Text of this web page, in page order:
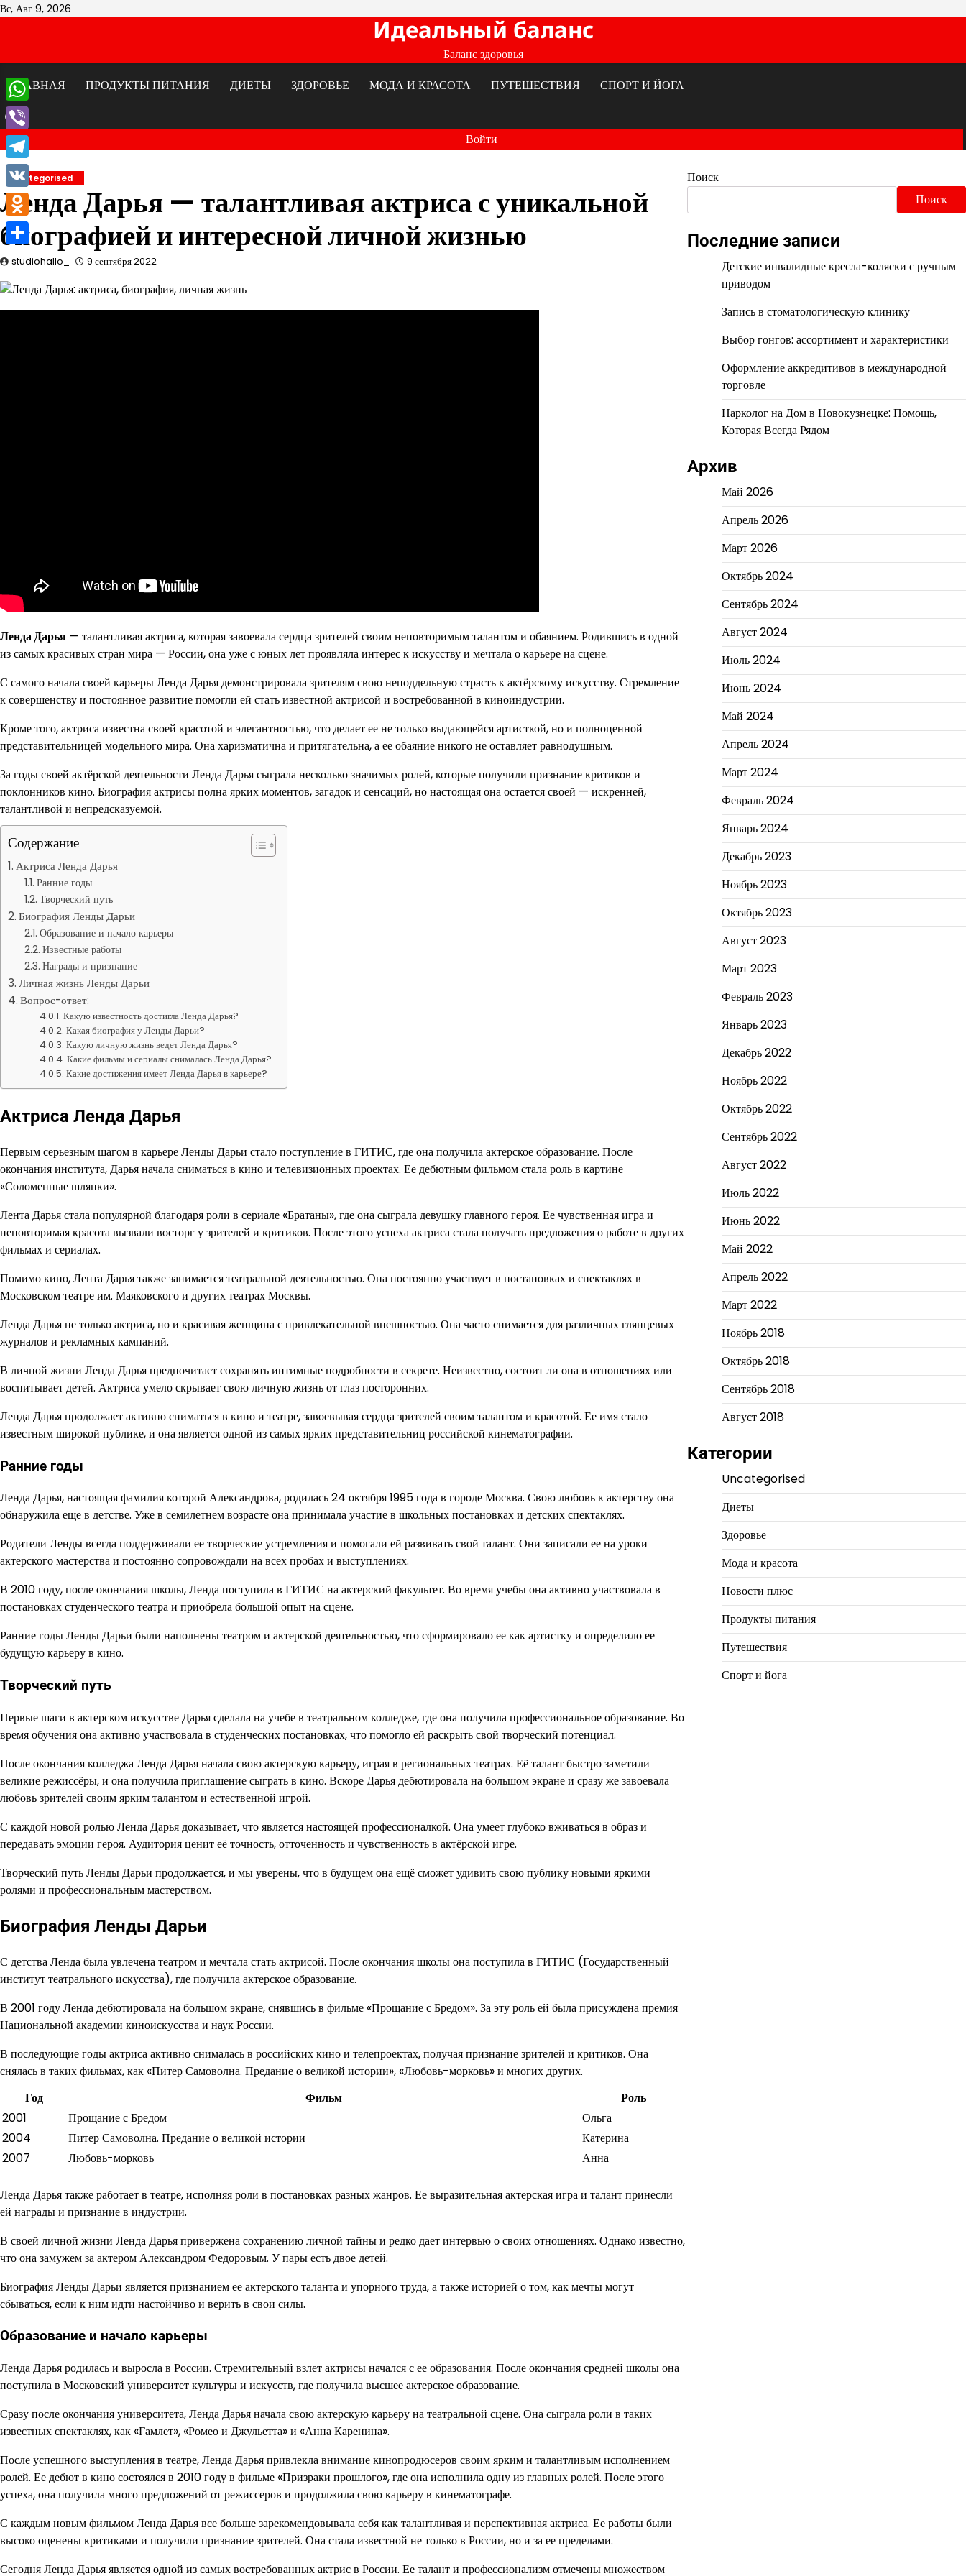
Перейти
Вс, Авг 9, 2026
Идеальный баланс
Баланс здоровья
ГЛАВНАЯ
ПРОДУКТЫ ПИТАНИЯ ДИЕТЫ ЗДОРОВЬЕ МОДА И КРАСОТА ПУТЕШЕСТВИЯ СПОРТ И ЙОГА
Войти
Uncategorised
Ленда Дарья — талантливая актриса с уникальной
биографией и интересной личной жизнью
studiohallo_ 9 сентября 2022
Ленда Дарья — талантливая актриса, которая завоевала сердца зрителей своим неповторимым талантом и обаянием. Родившись в одной
из самых красивых стран мира — России, она уже с юных лет проявляла интерес к искусству и мечтала о карьере на сцене.
С самого начала своей карьеры Ленда Дарья демонстрировала зрителям свою неподдельную страсть к актёрскому искусству. Стремление
к совершенству и постоянное развитие помогли ей стать известной актрисой и востребованной в киноиндустрии.
Кроме того, актриса известна своей красотой и элегантностью, что делает ее не только выдающейся артисткой, но и полноценной
представительницей модельного мира. Она харизматична и притягательна, а ее обаяние никого не оставляет равнодушным.
За годы своей актёрской деятельности Ленда Дарья сыграла несколько значимых ролей, которые получили признание критиков и
поклонников кино. Биография актрисы полна ярких моментов, загадок и сенсаций, но настоящая она остается своей — искренней,
талантливой и непредсказуемой.
Содержание
Актриса Ленда Дарья
Ранние годы
Творческий путь
Биография Ленды Дарьи
Образование и начало карьеры
Известные работы
Награды и признание
Личная жизнь Ленды Дарьи
Вопрос-ответ:
Какую известность достигла Ленда Дарья?
Какая биография у Ленды Дарьи?
Какую личную жизнь ведет Ленда Дарья?
Какие фильмы и сериалы снималась Ленда Дарья?
Какие достижения имеет Ленда Дарья в карьере?
Актриса Ленда Дарья
Первым серьезным шагом в карьере Ленды Дарьи стало поступление в ГИТИС, где она получила актерское образование. После
окончания института, Дарья начала сниматься в кино и телевизионных проектах. Ее дебютным фильмом стала роль в картине
«Соломенные шляпки».
Лента Дарья стала популярной благодаря роли в сериале «Братаны», где она сыграла девушку главного героя. Ее чувственная игра и
неповторимая красота вызвали восторг у зрителей и критиков. После этого успеха актриса стала получать предложения о работе в других
фильмах и сериалах.
Помимо кино, Лента Дарья также занимается театральной деятельностью. Она постоянно участвует в постановках и спектаклях в
Московском театре им. Маяковского и других театрах Москвы.
Ленда Дарья не только актриса, но и красивая женщина с привлекательной внешностью. Она часто снимается для различных глянцевых
журналов и рекламных кампаний.
В личной жизни Ленда Дарья предпочитает сохранять интимные подробности в секрете. Неизвестно, состоит ли она в отношениях или
воспитывает детей. Актриса умело скрывает свою личную жизнь от глаз посторонних.
Ленда Дарья продолжает активно сниматься в кино и театре, завоевывая сердца зрителей своим талантом и красотой. Ее имя стало
известным широкой публике, и она является одной из самых ярких представительниц российской кинематографии.
Ранние годы
Ленда Дарья, настоящая фамилия которой Александрова, родилась 24 октября 1995 года в городе Москва. Свою любовь к актерству она
обнаружила еще в детстве. Уже в семилетнем возрасте она принимала участие в школьных постановках и детских спектаклях.
Родители Ленды всегда поддерживали ее творческие устремления и помогали ей развивать свой талант. Они записали ее на уроки
актерского мастерства и постоянно сопровождали на всех пробах и выступлениях.
В 2010 году, после окончания школы, Ленда поступила в ГИТИС на актерский факультет. Во время учебы она активно участвовала в
постановках студенческого театра и приобрела большой опыт на сцене.
Ранние годы Ленды Дарьи были наполнены театром и актерской деятельностью, что сформировало ее как артистку и определило ее
будущую карьеру в кино.
Творческий путь
Первые шаги в актерском искусстве Дарья сделала на учебе в театральном колледже, где она получила профессиональное образование. Во
время обучения она активно участвовала в студенческих постановках, что помогло ей раскрыть свой творческий потенциал.
После окончания колледжа Ленда Дарья начала свою актерскую карьеру, играя в региональных театрах. Её талант быстро заметили
великие режиссёры, и она получила приглашение сыграть в кино. Вскоре Дарья дебютировала на большом экране и сразу же завоевала
любовь зрителей своим ярким талантом и естественной игрой.
С каждой новой ролью Ленда Дарья доказывает, что является настоящей профессионалкой. Она умеет глубоко вживаться в образ и
передавать эмоции героя. Аудитория ценит её точность, отточенность и чувственность в актёрской игре.
Творческий путь Ленды Дарьи продолжается, и мы уверены, что в будущем она ещё сможет удивить свою публику новыми яркими
ролями и профессиональным мастерством.
Биография Ленды Дарьи
С детства Ленда была увлечена театром и мечтала стать актрисой. После окончания школы она поступила в ГИТИС (Государственный
институт театрального искусства), где получила актерское образование.
В 2001 году Ленда дебютировала на большом экране, снявшись в фильме «Прощание с Бредом». За эту роль ей была присуждена премия
Национальной академии киноискусства и наук России.
В последующие годы актриса активно снималась в российских кино и телепроектах, получая признание зрителей и критиков. Она
снялась в таких фильмах, как «Питер Самоволна. Предание о великой истории», «Любовь-морковь» и многих других.
Год
Фильм
Роль
2001
Прощание с Бредом
Ольга
2004
Питер Самоволна. Предание о великой истории
Катерина
2007
Любовь-морковь Анна
Ленда Дарья также работает в театре, исполняя роли в постановках разных жанров. Ее выразительная актерская игра и талант принесли
ей награды и признание в индустрии.
В своей личной жизни Ленда Дарья привержена сохранению личной тайны и редко дает интервью о своих отношениях. Однако известно,
что она замужем за актером Александром Федоровым. У пары есть двое детей.
Биография Ленды Дарьи является признанием ее актерского таланта и упорного труда, а также историей о том, как мечты могут
сбываться, если к ним идти настойчиво и верить в свои силы.
Образование и начало карьеры
Ленда Дарья родилась и выросла в России. Стремительный взлет актрисы начался с ее образования. После окончания средней школы она
поступила в Московский университет культуры и искусств, где получила высшее актерское образование.
Сразу после окончания университета, Ленда Дарья начала свою актерскую карьеру на театральной сцене. Она сыграла роли в таких
известных спектаклях, как «Гамлет», «Ромео и Джульетта» и «Анна Каренина».
После успешного выступления в театре, Ленда Дарья привлекла внимание кинопродюсеров своим ярким и талантливым исполнением
ролей. Ее дебют в кино состоялся в 2010 году в фильме «Призраки прошлого», где она исполнила одну из главных ролей. После этого
успеха, она получила много предложений от режиссеров и продолжила свою карьеру в кинематографе.
С каждым новым фильмом Ленда Дарья все больше зарекомендовывала себя как талантливая и перспективная актриса. Ее работы были
высоко оценены критиками и получили признание зрителей. Она стала известной не только в России, но и за ее пределами.
Сегодня Ленда Дарья является одной из самых востребованных актрис в России. Ее талант и профессионализм отмечены множеством
Поиск
Поиск
Последние записи
Детские инвалидные кресла-коляски с ручным
приводом
Запись в стоматологическую клинику
Выбор гонгов: ассортимент и характеристики
Оформление аккредитивов в международной
торговле
Нарколог на Дом в Новокузнецке: Помощь,
Которая Всегда Рядом
Архив
Май 2026
Апрель 2026
Март 2026
Октябрь 2024
Сентябрь 2024
Август 2024
Июль 2024
Июнь 2024
Май 2024
Апрель 2024
Март 2024
Февраль 2024
Январь 2024
Декабрь 2023
Ноябрь 2023
Октябрь 2023
Август 2023
Март 2023
Февраль 2023
Январь 2023
Декабрь 2022
Ноябрь 2022
Октябрь 2022
Сентябрь 2022
Август 2022
Июль 2022
Июнь 2022
Май 2022
Апрель 2022
Март 2022
Ноябрь 2018
Октябрь 2018
Сентябрь 2018
Август 2018
Категории
Uncategorised
Диеты
Здоровье
Мода и красота
Новости плюс
Продукты питания
Путешествия
Спорт и йога
WhatsApp
Viber
Telegram
VK
Odnoklassniki
Отправить